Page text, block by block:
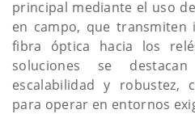
principal mediante el uso
en campo, que transmiten
fibra óptica hacia los
soluciones se
escalabilidad y robustez,
para operar en entornos